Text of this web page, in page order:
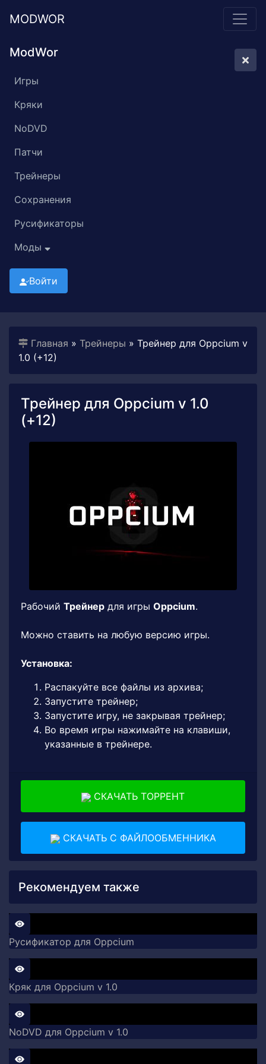
MODWOR
ModWor
Игры
Кряки
NoDVD
Патчи
Трейнеры
Сохранения
Русификаторы
Моды
Войти
Главная » Трейнеры » Трейнер для Oppcium v
1.0 (+12)
Трейнер для Oppcium v 1.0
(+12)
Рабочий Трейнер для игры Oppcium.
Можно ставить на любую версию игры.
Установка:
Распакуйте все файлы из архива;
Запустите трейнер;
Запустите игру, не закрывая трейнер;
Во время игры нажимайте на клавиши,
указанные в трейнере.
СКАЧАТЬ ТОРРЕНТ
СКАЧАТЬ С ФАЙЛООБМЕННИКА
Рекомендуем также
Русификатор для Oppcium
Кряк для Oppcium v 1.0
NoDVD для Oppcium v 1.0